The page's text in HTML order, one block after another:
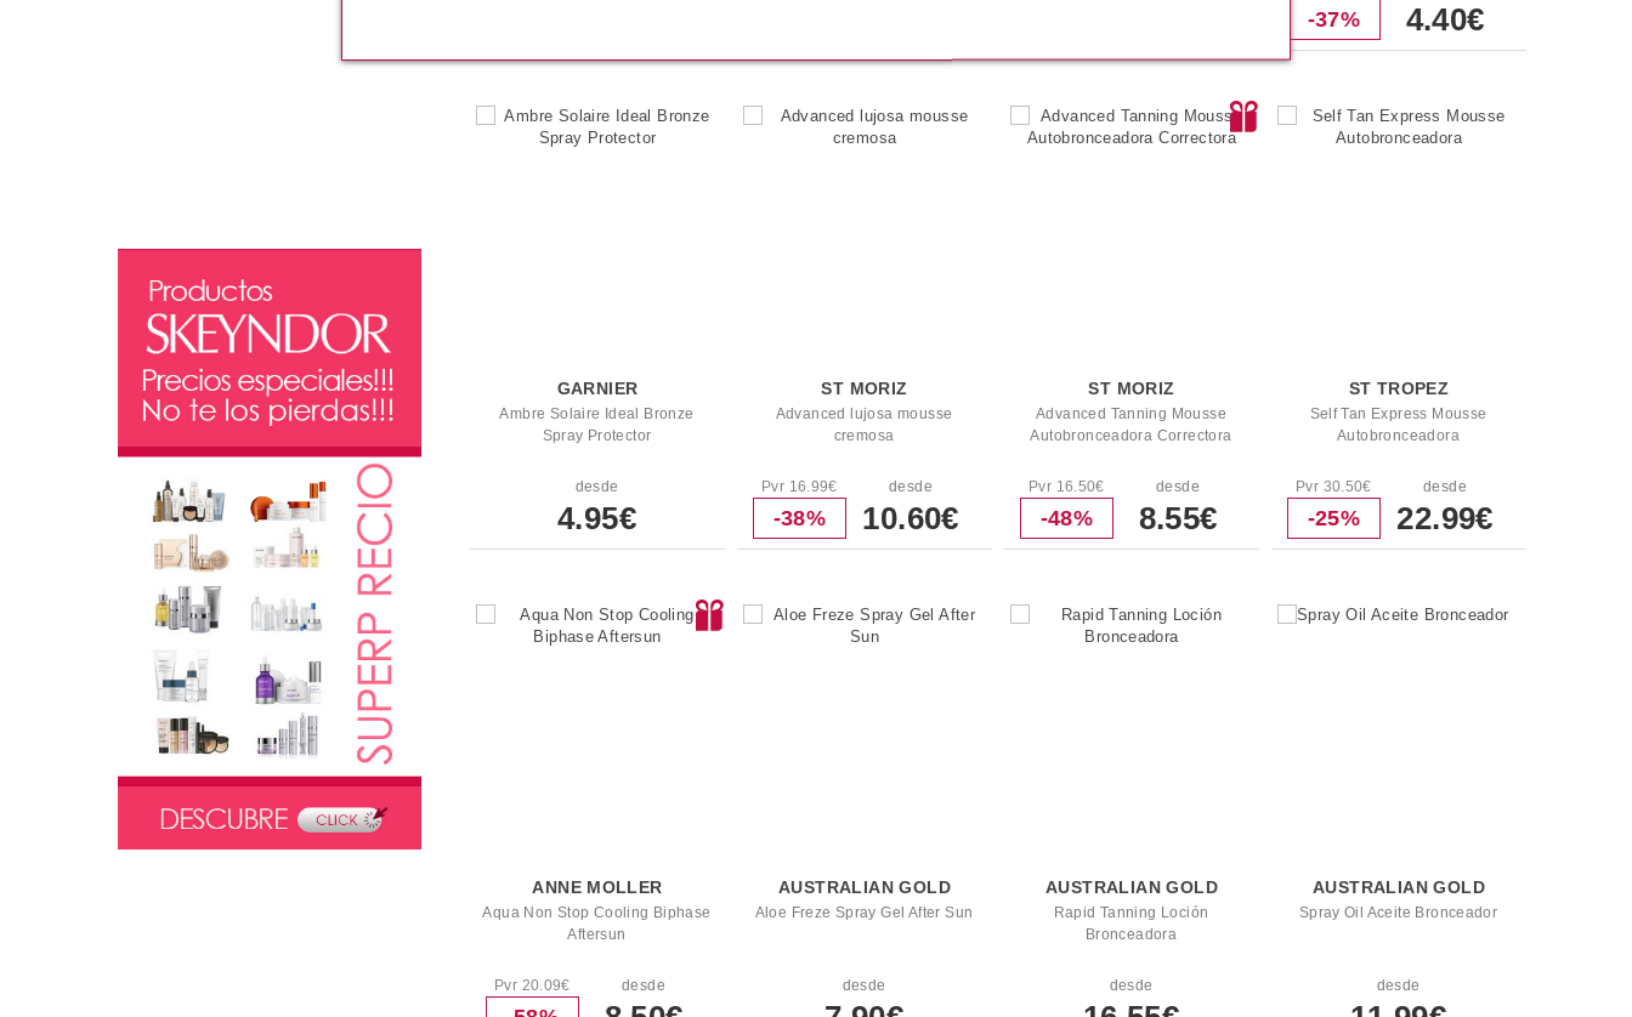
-37% 4.40€
GARNIER
Ambre Solaire Ideal Bronze
Spray Protector
desde
4.95€
ST MORIZ
Advanced lujosa mousse
cremosa
Pvr 16.99€
-38%
desde
10.60€
ST MORIZ
Advanced Tanning Mousse
Autobronceadora Correctora
Pvr 16.50€
-48%
desde
8.55€
ST TROPEZ
Self Tan Express Mousse
Autobronceadora
Pvr 30.50€
-25%
desde
22.99€
ANNE MOLLER
Aqua Non Stop Cooling Biphase
Aftersun
Pvr 20.09€ desde
AUSTRALIAN GOLD
Aloe Freze Spray Gel After Sun
desde
AUSTRALIAN GOLD
Rapid Tanning Loción
Bronceadora
desde
AUSTRALIAN GOLD
Spray Oil Aceite Bronceador
desde